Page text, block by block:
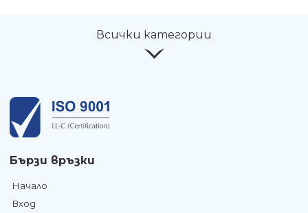
Всички категории
Бързи връзки
Начало
Вход